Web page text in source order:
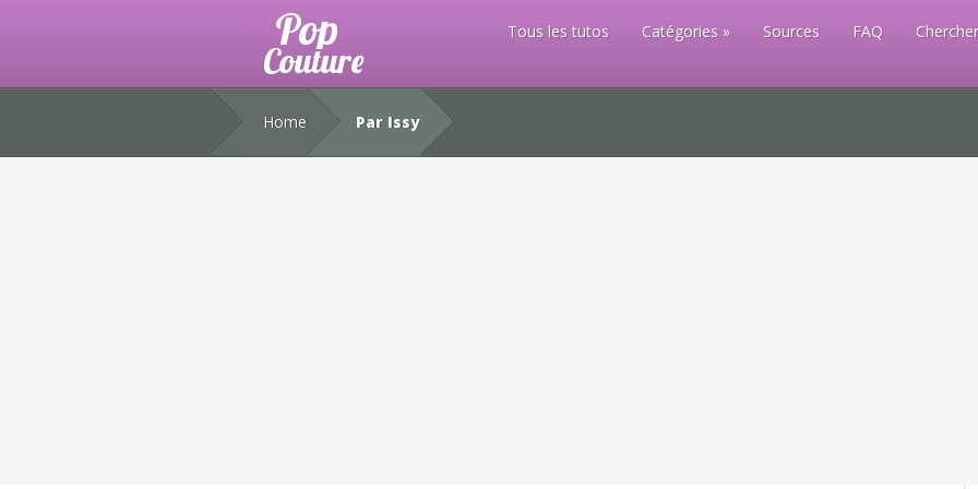
Tous les tutos Catégories Sources FAQ
Home Par Issy